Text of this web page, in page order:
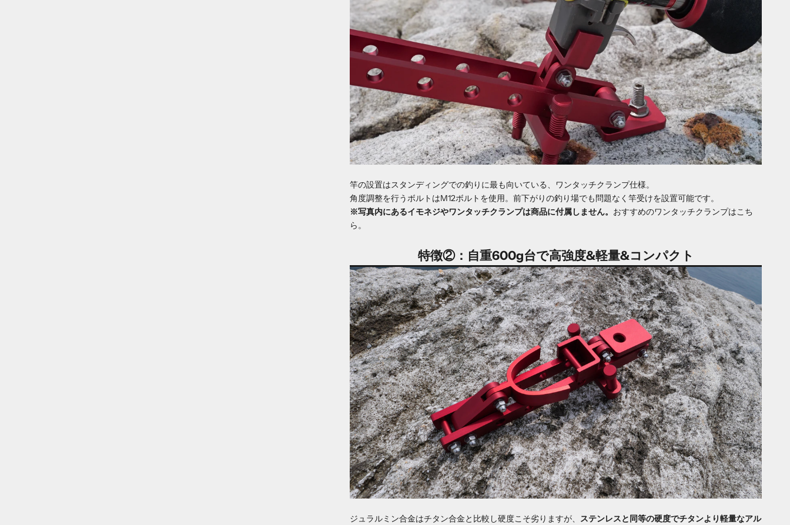
竿の設置はスタンディングでの釣りに最も向いている、ワンタッチクランプ仕様。
角度調整を行うボルトはM12ボルトを使用。前下がりの釣り場でも問題なく竿受けを設置可能です。
※写真内にあるイモネジやワンタッチクランプは商品に付属しません。 おすすめのワンタッチクランプはこち
ら 。
特徴②：自重600g台で高強度&軽量&コンパクト
ジュラルミン合金はチタン合金と比較し硬度こそ劣りますが、 ステンレスと同等の硬度でチタンより軽量なアル